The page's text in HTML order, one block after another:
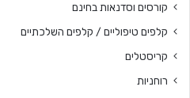
קורסים וסדנאות בחינם
קלפים טיפוליים / קלפים השלכתיים
קריסטלים
רוחניות